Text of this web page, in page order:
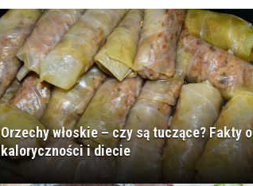
Orzechy włoskie – czy są tuczące? Fakty o
kaloryczności i diecie